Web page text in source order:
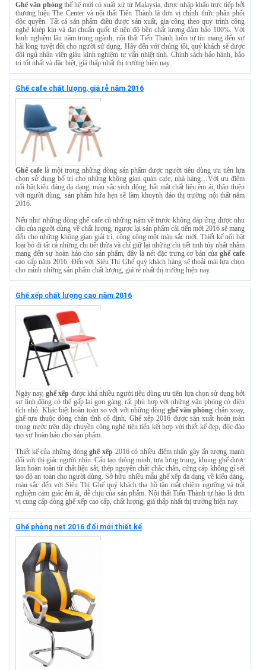
Ghế văn phòng thế hệ mới có xuất xứ từ Malaysia, được nhập khẩu trực tiếp bởi
thương hiệu The Center và nội thất Tiến Thành là đơn vị chính thức phân phối
độc quyền. Tất cả sản phẩm điều được sản xuất, gia công theo quy trình công
nghệ khép kín và đạt chuẩn quốc tế nên độ bền chất lượng đảm bảo 100%. Với
kinh nghiệm lâu năm trong ngành, nội thất Tiến Thành luôn tự tin mang đến sự
hài lòng tuyệt đối cho người sử dụng. Hãy đến với chúng tôi, quý khách sẽ được
đội ngũ nhân viên giàu kinh nghiệm tư vấn nhiệt tình. Chính sách bảo hành, bảo
trì tốt nhất và đặc biệt, giá thấp nhất thị trường hiện nay.
Ghế cafe chất lượng, giá rẻ năm 2016
Ghế cafelà một trong những dòng sản phẩm được người tiêu dùng ưu tiên lựa
chọn sử dụng bố trí cho những không gian quán cafe, nhà hàng…Với ưu điểm
nổi bật kiểu dáng đa dạng, màu sắc sinh động, bắt mắt chất liệu êm ái, thân thiện
với người dùng, sản phẩm hứa hẹn sẽ làm khuynh đảo thị trường nội thất năm
2016.
Nếu như những dòng ghế cafe cũ những năm về trước không đáp ứng được nhu
cầu của người dùng về chất lượng, ngược lại sản phẩm cải tiến mới 2016 sẽ mang
đến cho những không gian giải trí, công cộng một màu sắc mới. Thiết kế nổi bật
loại bỏ đi tất cả những chi tiết thừa và chỉ giữ lại những chi tiết tinh túy nhất nhằm
mang đến sự hoàn hảo cho sản phẩm, đây là nét đặc trưng cơ bản củaghế cafe
cao cấp năm 2016. Đến với Siêu Thị Ghế quý khách hàng sẽ thoải mái lựa chọn
cho mình những sản phẩm chất lượng, giá rẻ nhất thị trường hiện nay.
Ghế xếp chất lượng cao năm 2016
Ngày nay,ghế xếp được khá nhiều người tiêu dùng ưu tiên lựa chọn sử dụng bởi
sự linh động có thể gấp lại gọn gàng, rất phù hợp với những văn phòng có diện
tích nhỏ. Khác biệt hoàn toàn so với với những dòng ghế văn phòng chân xoay,
ghế tựa thuộc dòng chân tĩnh cố định. Ghế xếp 2016 được sản xuất hoàn toàn
trong nước trên dây chuyền công nghệ tiên tiến kết hợp với thiết kế đẹp, độc đáo
tạo sự hoàn hảo cho sản phẩm.
Thiết kế của những dòngghế xếp 2016 có nhiều điểm nhấn gây ấn tượng mạnh
đối với thị giác người nhìn. Cấu tạo thông minh, tựa lưng trung, khung ghế được
làm hoàn toàn từ chất liệu sắt, thép nguyên chất chắc chắn, cứng cáp không gỉ sét
tạo độ an toàn cho người dùng. Sở hữu nhiều mẫu ghế xếp đa dạng về kiểu dáng,
màu sắc đến với Siêu Thị Ghế quý khách tha hồ tận mắt chiêm ngưỡng và trải
nghiệm cảm giác êm ái, dễ chịu của sản phẩm. Nội thất Tiến Thành tự hào là đơn
vị cung cấp dòng ghế xếp cao cấp, chất lượng, giá thấp nhất thị trường hiện nay.
Ghế phòng net 2016 đổi mới thiết kế